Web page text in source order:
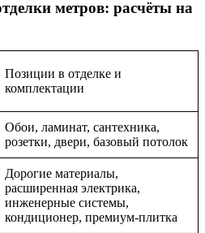
метров: расчёты на
Позиции в отделке и
комплектации
Обои, ламинат, сантехника,
розетки, двери, базовый потолок
Дорогие материалы,
расширенная электрика,
инженерные системы,
кондиционер, премиум-плитка